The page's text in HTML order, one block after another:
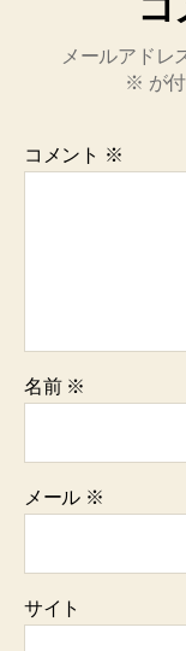
メールアドレ
※ が
コメント ※
名前 ※
メール ※
サイト